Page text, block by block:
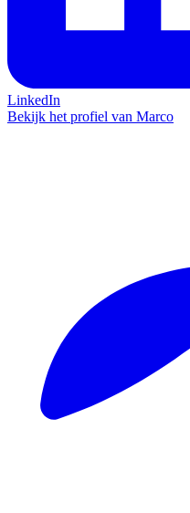
LinkedIn
Bekijk het profiel van Marco